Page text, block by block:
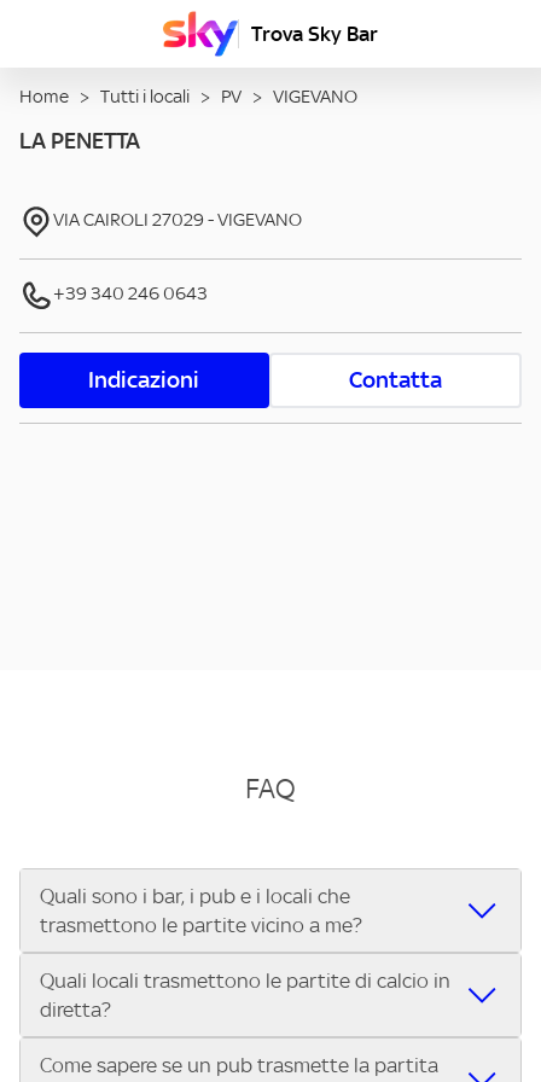
Trova Sky Bar
Home > Tutti i locali > PV > VIGEVANO
LA PENETTA
VIA CAIROLI 27029 -VIGEVANO
+39 340 246 0643
Indicazioni Contatta
FAQ
Quali sono i bar, i pub e i locali che
trasmettono le partite vicino a me?
Se cerchi un bar, pub, ristorante o locale vicino a te per
vedere le partite di Serie A ENILIVE, la Serie C Sky Wifi, la
UEFA Champions League, la UEFA Europa League, la UEFA
Conference League, il Tennis, la Formula 1®, la MotoGP™ e
Quali locali trasmettono le partite di calcio in
diretta?
Vuoi sapere quali bar, pub o ristoranti mostrano le partite
Come sapere se un pub trasmette la partita